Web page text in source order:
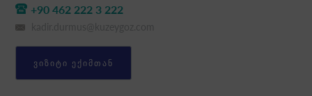
+90 462 222 3 222
ᲕᲘᲖᲘᲢᲘ ᲔᲥᲘᲛᲗᲐᲜ